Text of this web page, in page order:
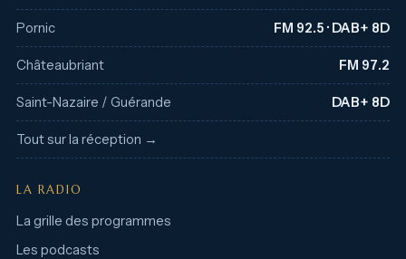
Pornic FM 92.5 · DAB+ 8D
Châteaubriant FM 97.2
Saint-Nazaire / Guérande DAB+ 8D
Tout sur la réception →
LA RADIO
La grille des programmes
Les podcasts